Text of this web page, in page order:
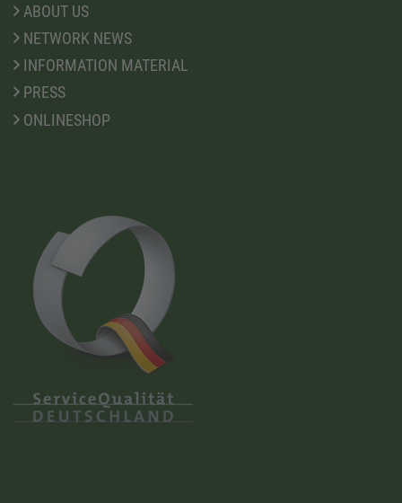
ABOUT US
NETWORK NEWS
INFORMATION MATERIAL
PRESS
ONLINESHOP